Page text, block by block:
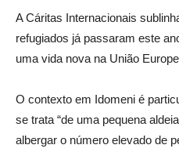
A Cáritas Internacionais
refugiados já passaram este
uma vida nova na União
O contexto em Idomeni é
se trata “de uma pequena
albergar o número elevado de